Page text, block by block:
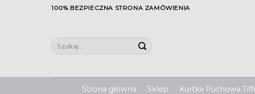
100% BEZPIECZNA STRONA ZAMÓWIENIA
Szukaj:
Strona główna Sklep Kurtka Puchowa Tiffi